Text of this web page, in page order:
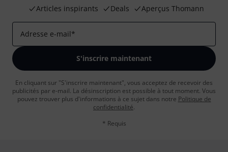
Articles inspirants
Deals Aperçus Thomann
Adresse e-mail*
S'inscrire maintenant
En cliquant sur "S'inscrire maintenant", vous acceptez de recevoir des
publicités par e-mail. La désinscription est possible à tout moment. Vous
pouvez trouver plus d'informations à ce sujet dans notre Politique de
confidentialité.
* Requis